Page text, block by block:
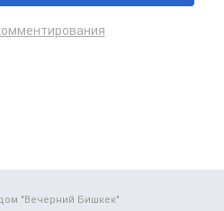
"Вечерний Бишкек"